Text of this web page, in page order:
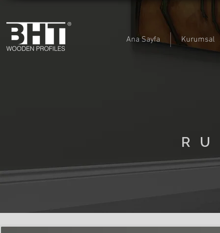
Ana Sayfa Kurumsal